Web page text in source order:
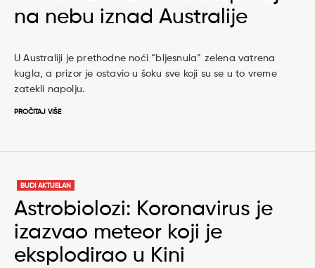
na nebu iznad Australije
U Australiji je prethodne noći “bljesnula” zelena vatrena
kugla, a prizor je ostavio u šoku sve koji su se u to vreme
zatekli napolju.
PROČITAJ VIŠE
BUDI AKTUELAN
Astrobiolozi: Koronavirus je
izazvao meteor koji je
eksplodirao u Kini